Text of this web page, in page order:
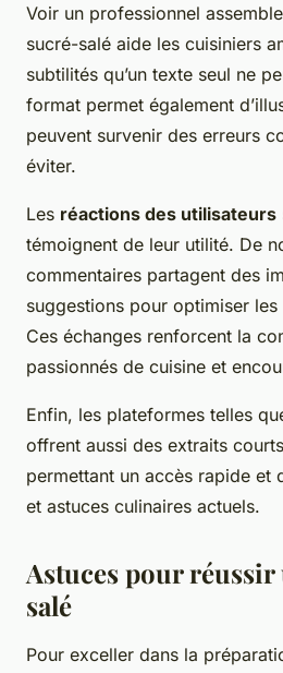
Voir un professionnel
sucré-salé aide les cuisiniers
subtilités qu’un texte seul ne
format permet également
peuvent survenir des erreurs
éviter.
Les réactions des utilisateurs
témoignent de leur utilité. De
commentaires partagent des
suggestions pour optimiser
Ces échanges renforcent la
passionnés de cuisine et
Enfin, les plateformes telles
offrent aussi des extraits
permettant un accès rapide et
et astuces culinaires actuels.
Astuces pour
salé
Pour exceller dans la